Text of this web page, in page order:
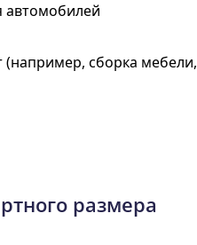
автомобилей
сборка мебели,
размера